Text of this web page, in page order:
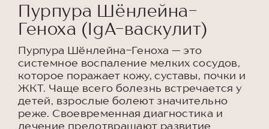
Пурпура Шёнлейна-
Геноха (IgA-васкулит)
Пурпура Шёнлейна-Геноха — это
системное воспаление мелких сосудов,
которое поражает кожу, суставы, почки и
ЖКТ. Чаще всего болезнь встречается у
детей, взрослые болеют значительно
реже. Своевременная диагностика и
лечение предотвращают развитие